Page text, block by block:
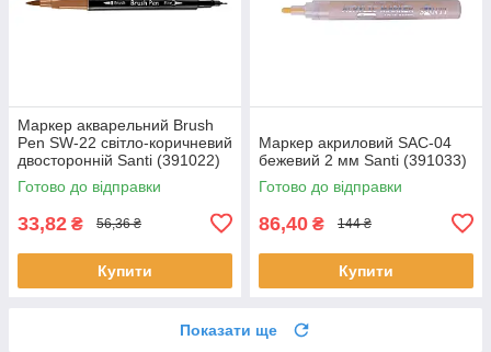
Маркер акварельний Brush
Pen SW-22 світло-коричневий
двосторонній Santi (391022)
Готово до відправки
33,82 ₴ 56,36 ₴
Купити
Маркер акриловий SAC-04
бежевий 2 мм Santi (391033)
Готово до відправки
86,40 ₴ 144 ₴
Купити
Показати ще